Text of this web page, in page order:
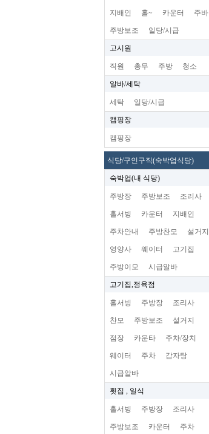
지배인 홀~ 카운터 주바
주방보조 일당/시급
고시원
직원 총무 주방 청소
알바/세탁
세탁 일당/시급
캠핑장
캠핑장
식당/구인구직(숙박업식당)
숙박업(내 식당)
주방장 주방보조 조리사
홀서빙 카운터 지배인
주차안내 주방찬모 설거지
영양사 웨이터 고기집
주방이모 시급알바
고기집,정육점
홀서빙 주방장 조리사
찬모 주방보조 설거지
점장 카운타 주차/장치
웨이터 주차 감자탕
시급알바
횟집 , 일식
홀서빙 주방장 조리사
주방보조 카운터 주차